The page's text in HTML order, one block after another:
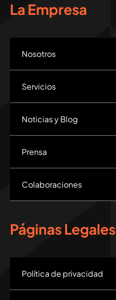
La Empresa
Nosotros
Servicios
Noticias y Blog
Prensa
Colaboraciones
Páginas Legales
Política de privacidad